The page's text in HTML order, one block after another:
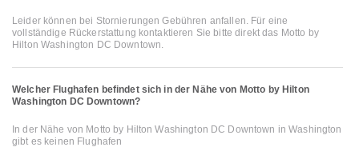
Leider können bei Stornierungen Gebühren anfallen. Für eine
vollständige Rückerstattung kontaktieren Sie bitte direkt das Motto by
Hilton Washington DC Downtown.
Welcher Flughafen befindet sich in der Nähe von Motto by Hilton
Washington DC Downtown?
In der Nähe von Motto by Hilton Washington DC Downtown in Washington
gibt es keinen Flughafen